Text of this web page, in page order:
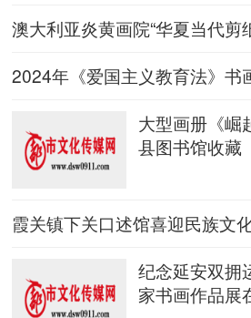
澳大利亚炎黄画院“华夏当代剪
2024年《爱国主义教育法》书
大型画册《崛
县图书馆收藏
霞关镇下关口述馆喜迎民族文
纪念延安双拥
家书画作品展